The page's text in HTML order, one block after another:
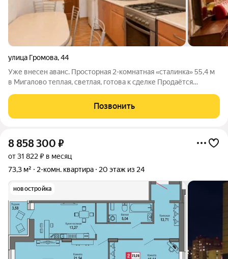
улица Громова,44
Уже внесен аванс. Просторная 2-комнатная «сталинка» 55,4 м
в Мигалово теплая, светлая, готова к сделке Продаётся
сталинской постройки в микрорайоне Мигалово. Квартира
расположена на 3 этаже
Позвонить
8 858 300 ₽
от 31 822 ₽ в месяц
73,3 м²
2-комн. квартира 20 этаж из 24
новостройка